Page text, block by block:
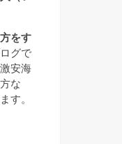
をす
グで
安海
な
す。